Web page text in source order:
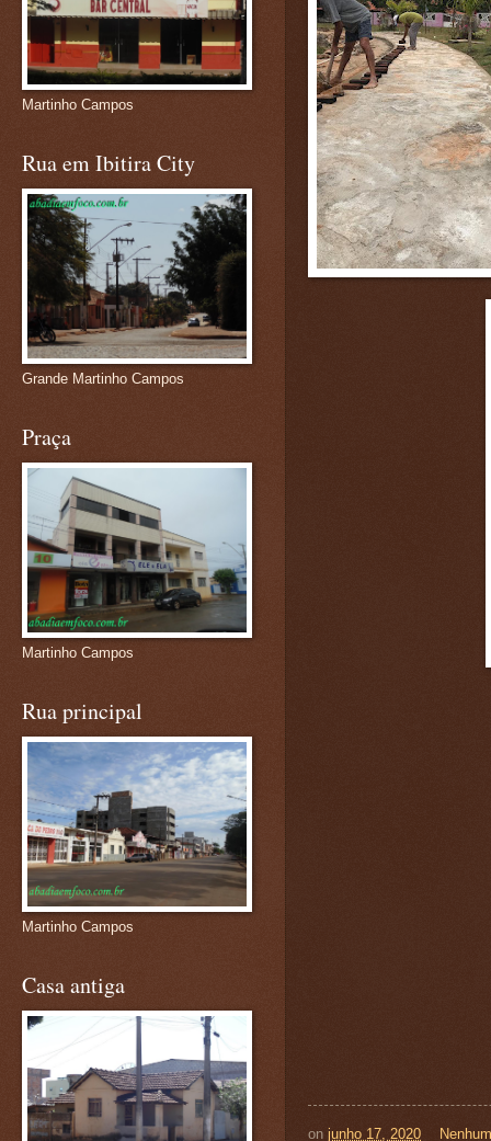
on junho 17, 2020
Martinho Campos
Rua em Ibitira City
Grande Martinho Campos
Praça
Martinho Campos
Rua principal
Martinho Campos
Casa antiga